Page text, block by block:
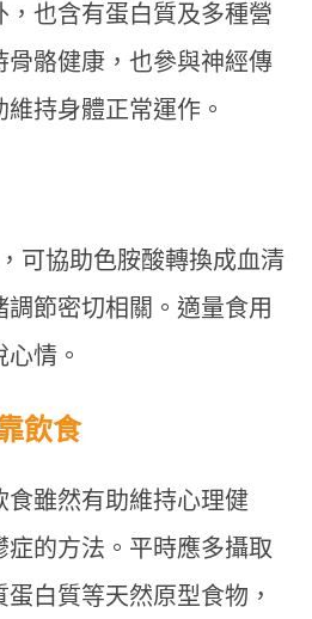
，也含有蛋白質及多種營
骨骼健康，也參與神經傳
持身體正常運作。
可協助色胺酸轉換成血清
節密切相關。適量食用
情。
飲食
食雖然有助維持心理健
症的方法。平時應多攝取
白質等天然原型食物，